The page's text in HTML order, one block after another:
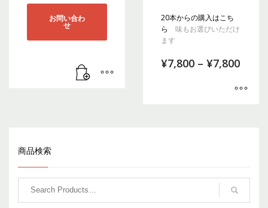
お問い合わ
せ
20本からの購入はこち
ら
味もお選びいただけ
ます
¥7,800 – ¥7,800
商品検索